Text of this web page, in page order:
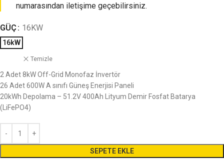
numarasından iletişime geçebilirsiniz.
GÜÇ 16KW
16kW
Temizle
2 Adet 8kW Off-Grid Monofaz İnvertör
26 Adet 600W A sınıfı Güneş Enerjisi Paneli
20kWh Depolama – 51.2V 400Ah Lityum Demir Fosfat Batarya
(LiFePO4)
SEPETE EKLE